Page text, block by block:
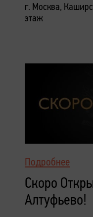
г. Москва,
этаж
Подробнее
Скоро
Алтуфьево!